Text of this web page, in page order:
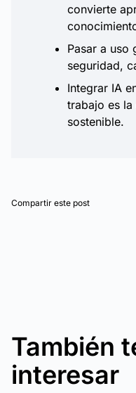
convierte
Pasar a uso
seguridad,
Integrar IA
trabajo es
sostenible.
Compartir este post
También
interesar